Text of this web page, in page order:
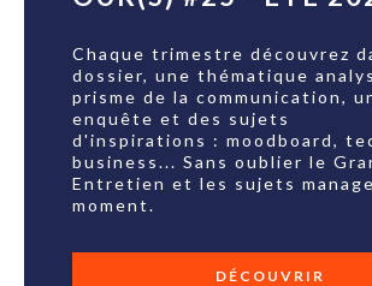
Chaque trimestre découvrez
dossier, une thématique
prisme de la communication,
enquête et des sujets
d'inspirations : moodboard,
business... Sans oublier le
Entretien et les sujets
moment.
DÉCOUVRIR